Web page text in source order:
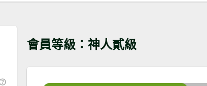
會員等級：神人貳級